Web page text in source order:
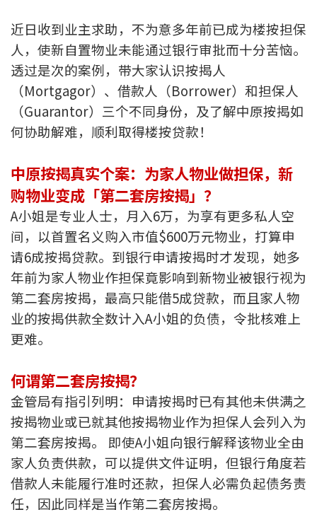
公司动态
按市新闻
统计数据库
按揭快趣智识
按揭智库
楼按专栏
按揭百科
实时银行资讯
装修·保险优惠
免费装修转介服务
装修设计专栏
火险、家居、宠物保险
保险资讯专栏
联络我们
联络方式
近日收到业主求助，不为意多年前已成为楼按担保
人，使新自置物业未能通过银行审批而十分苦恼。
透过是次的案例，带大家认识按揭人
（Mortgagor）、借款人（Borrower）和担保人
（Guarantor）三个不同身份，及了解中原按揭如
何协助解难，顺利取得楼按贷款！
中原按揭真实个案：为家人物业做担保，新
购物业变成「第二套房按揭」？
A小姐是专业人士，月入6万，为享有更多私人空
间，以首置名义购入市值$600万元物业，打算申
请6成按揭贷款。到银行申请按揭时才发现，她多
年前为家人物业作担保竟影响到新物业被银行视为
第二套房按揭，最高只能借5成贷款，而且家人物
业的按揭供款全数计入A小姐的负债，令批核难上
更难。
何谓第二套房按揭？
金管局有指引列明：申请按揭时已有其他未供满之
按揭物业或已就其他按揭物业作为担保人会列入为
第二套房按揭。 即使A小姐向银行解释该物业全由
家人负责供款，可以提供文件证明，但银行角度若
借款人未能履行准时还款，担保人必需负起债务责
任，因此同样是当作第二套房按揭。